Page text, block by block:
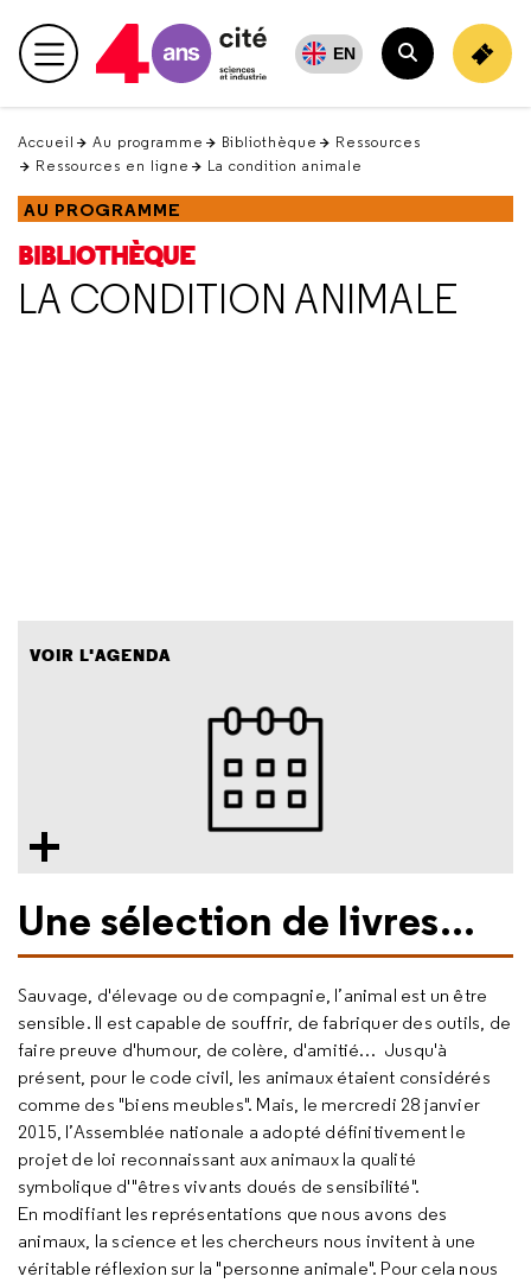
en
haut Menu principal EN
Rechercher
Accueil Au programme Bibliothèque
Ressources
Ressources en ligne
La condition animale
AU PROGRAMME
BIBLIOTHÈQUE
LA CONDITION ANIMALE
VOIR L'AGENDA
Une sélection de livres...
Sauvage, d'élevage ou de compagnie, l’animal est un être
sensible. Il est capable de souffrir, de fabriquer des outils, de
faire preuve d'humour, de colère, d'amitié… Jusqu'à
présent, pour le code civil, les animaux étaient considérés
comme des "biens meubles". Mais, le mercredi 28 janvier
2015, l’Assemblée nationale a adopté définitivement le
projet de loi reconnaissant aux animaux la qualité
symbolique d'"êtres vivants doués de sensibilité".
En modifiant les représentations que nous avons des
animaux, la science et les chercheurs nous invitent à une
véritable réflexion sur la "personne animale". Pour cela nous